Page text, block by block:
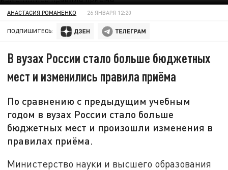
АНАСТАСИЯ РОМАНЕНКО 26 ЯНВАРЯ 12:20
ПОДПИШИТЕСЬ:
В вузах России стало больше бюджетных
мест и изменились правила приёма
По сравнению с предыдущим учебным
годом в вузах России стало больше
бюджетных мест и произошли изменения в
правилах приёма.
Министерство науки и высшего образования